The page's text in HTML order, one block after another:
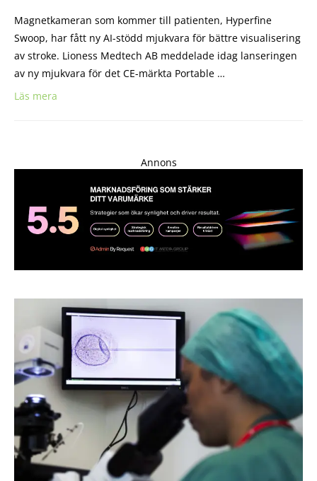
Magnetkameran som kommer till patienten, Hyperfine
Swoop, har fått ny AI-stödd mjukvara för bättre visualisering
av stroke. Lioness Medtech AB meddelade idag lanseringen
av ny mjukvara för det CE-märkta Portable …
Läs mera
Annons